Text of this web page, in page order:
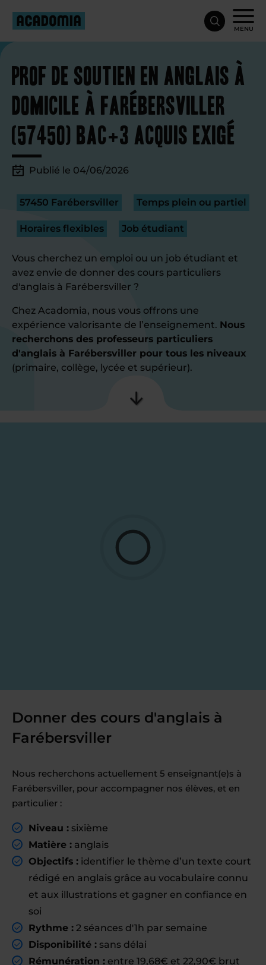
MENU
Prof de soutien en anglais à
domicile à Farébersviller
(57450) Bac+3 acquis exigé
Publié le 04/06/2026
57450 Farébersviller Temps plein ou partiel
Horaires flexibles Job étudiant
Vous cherchez un emploi ou un job étudiant et
avez envie de donner des cours particuliers
d'anglais à Farébersviller ?
Chez Acadomia, nous vous offrons une
expérience valorisante de l’enseignement. Nous
recherchons des professeurs particuliers
d'anglais à Farébersviller pour tous les niveaux
(primaire, collège, lycée et supérieur).
Donner des cours d'anglais à
Farébersviller
Nous recherchons actuellement 5 enseignant(e)s à
Farébersviller, pour accompagner nos élèves, et en
particulier :
Niveau : sixième
Matière : anglais
Objectifs : identifier le thème d’un texte court
rédigé en anglais grâce au vocabulaire connu
et aux illustrations et gagner en confiance en
soi
Rythme : 2 séances d'1h par semaine
Disponibilité : sans délai
Rémunération : entre 19,68€ et 22,90€ brut